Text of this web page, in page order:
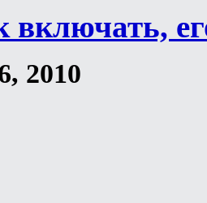
2010